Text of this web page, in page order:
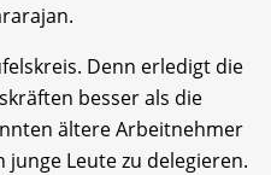
Denn erledigt die
besser als die
ältere Arbeitnehmer
junge Leute zu delegieren.